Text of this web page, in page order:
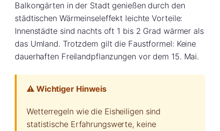
Balkongärten in der Stadt genießen durch den
städtischen Wärmeinseleffekt leichte Vorteile:
Innenstädte sind nachts oft 1 bis 2 Grad wärmer als
das Umland. Trotzdem gilt die Faustformel: Keine
dauerhaften Freilandpflanzungen vor dem 15. Mai.
⚠️ Wichtiger Hinweis
Wetterregeln wie die Eisheiligen sind
statistische Erfahrungswerte, keine